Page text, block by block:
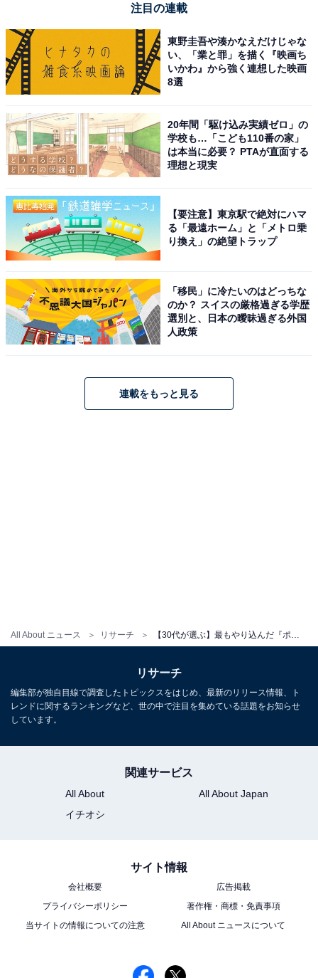
All About ニュース リサーチ
『ポケモン』の商品をAmazonで見る
この記事の筆者：坂上 恵
SNSトレンドにフォーカスした記事執筆やSEOライティ
ングの経験を経て、のちにAll About ニュースチームのメ
ンバーに参入。現在は旅行・カルチャー・エンタメなど
ポーツ観戦が生きがい。
次ページ 5位までのランキング結果を見る
【30代が選ぶ】青春をささげた『ポケモンシリ
注目の連載
東野圭吾や湊かなえだけじゃな
い、「業と罪」を描く『映画ち
いかわ』から強く連想した映画
8選
20年間「駆け込み実績ゼロ」の
学校も…「こども110番の家」
は本当に必要？ PTAが直面する
理想と現実
【要注意】東京駅で絶対にハマ
る「最遠ホーム」と「メトロ乗
り換え」の絶望トラップ
「移民」に冷たいのはどっちな
のか？ スイスの厳格過ぎる学歴
選別と、日本の曖昧過ぎる外国
人政策
連載をもっと見る
リサーチ
編集部が独自目線で調査したトピックスをはじめ、最新のリリース情報、ト
レンドに関するランキングなど、世の中で注目を集めている話題をお知らせ
しています。
関連サービス
All About
All About Japan
イチオシ
サイト情報
会社概要
広告掲載
プライバシーポリシー
著作権・商標・免責事項
当サイトの情報についての注意
All About ニュースについて